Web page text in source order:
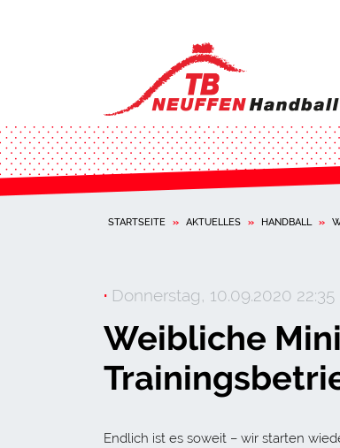
STARTSEITE » AKTUELLES » HANDBALL »
· Donnerstag, 10.09.2020 22:35
Weibliche
Endlich ist es soweit – wir starten